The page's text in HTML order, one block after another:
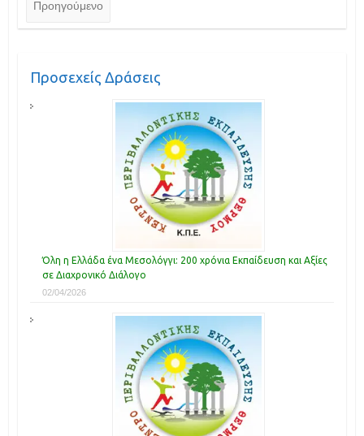
Προηγούμενο
Προσεχείς Δράσεις
Όλη η Ελλάδα ένα Μεσολόγγι: 200 χρόνια Εκπαίδευση και Αξίες
σε Διαχρονικό Διάλογο
02/04/2026